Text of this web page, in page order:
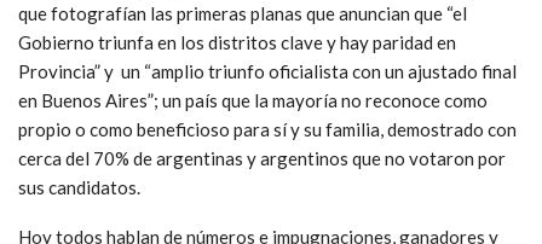
que fotografían las primeras planas que anuncian que “el
Gobierno triunfa en los distritos clave y hay paridad en
Provincia” y un “amplio triunfo oficialista con un ajustado final
en Buenos Aires”; un país que la mayoría no reconoce como
propio o como beneficioso para sí y su familia, demostrado con
cerca del 70% de argentinas y argentinos que no votaron por
sus candidatos.
Hoy todos hablan de números e impugnaciones, ganadores y